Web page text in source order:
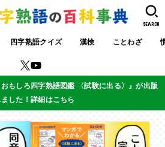
四字熟語クイズ 漢検 ことわざ
SEARCH
もしろ四字熟語図鑑 〈試験に出る〉』が出版
した！詳細はこちら